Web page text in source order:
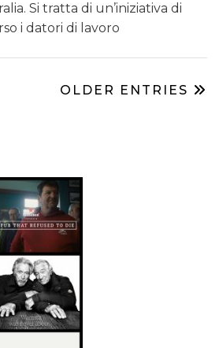
Si tratta di un’iniziativa di
i datori di lavoro
OLDER ENTRIES